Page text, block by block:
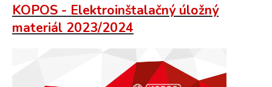
KOPOS - Elektroinštalačný úložný
materiál 2023/2024